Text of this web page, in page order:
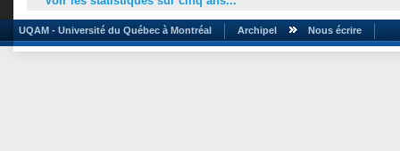
UQAM - Université du Québec à Montréal Archipel Nous écrire